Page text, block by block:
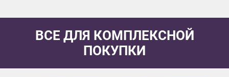
ВСЕ ДЛЯ КОМПЛЕКСНОЙ
ПОКУПКИ